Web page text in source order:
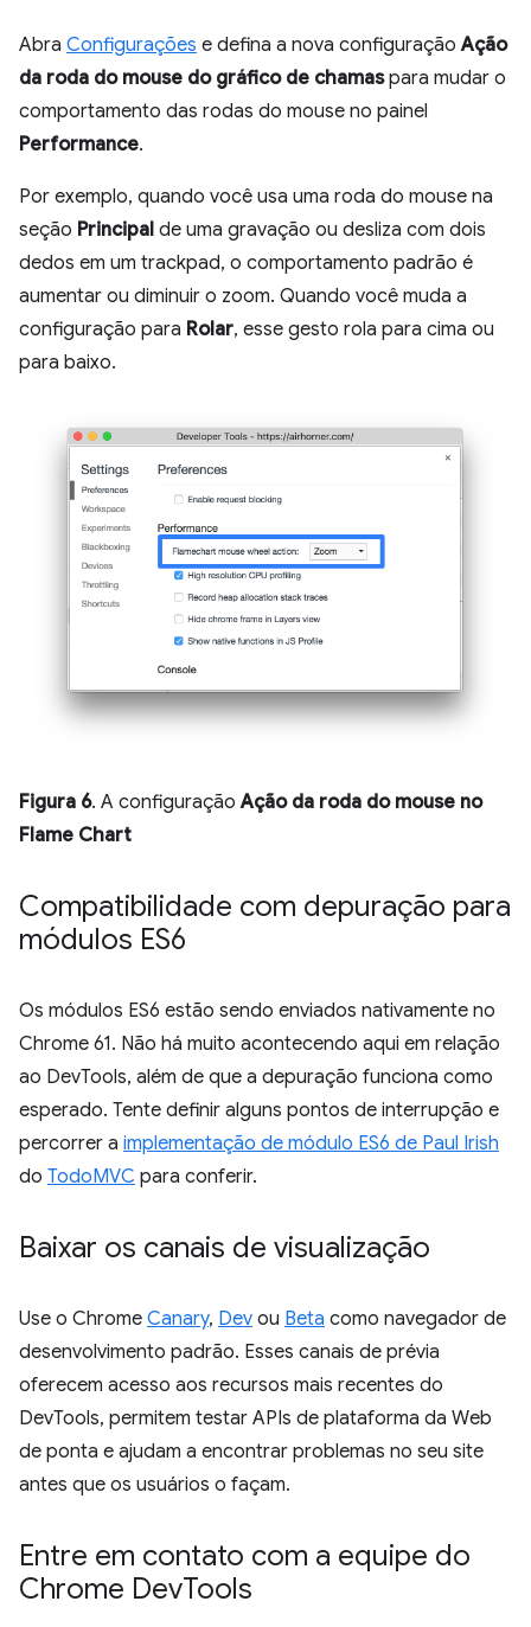
Abra Configurações e defina a nova configuraçãoAção
da roda do mouse do gráfico de chamaspara mudar o
comportamento das rodas do mouse no painel
Performance.
Por exemplo, quando você usa uma roda do mouse na
seção Principal de uma gravação ou desliza com dois
dedos em um trackpad, o comportamento padrão é
aumentar ou diminuir o zoom. Quando você muda a
configuração para Rolar, esse gesto rola para cima ou
para baixo.
Figura 6. A configuraçãoAção da roda do mouse no
Flame Chart
Compatibilidade com depuração para
módulos ES6
Os módulos ES6 estão sendo enviados nativamente no
Chrome 61. Não há muito acontecendo aqui em relação
ao DevTools, além de que a depuração funciona como
esperado. Tente definir alguns pontos de interrupção e
percorrer a implementação de módulo ES6 de Paul Irish
do TodoMVC para conferir.
Baixar os canais de visualização
Use o Chrome Canary, Dev ou Beta como navegador de
desenvolvimento padrão. Esses canais de prévia
oferecem acesso aos recursos mais recentes do
DevTools, permitem testar APIs de plataforma da Web
de ponta e ajudam a encontrar problemas no seu site
antes que os usuários o façam.
Entre em contato com a equipe do
Chrome DevTools